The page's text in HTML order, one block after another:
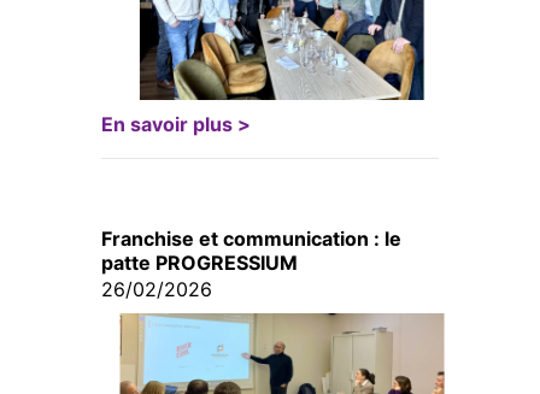
En savoir plus >
Franchise et communication : le
patte PROGRESSIUM
26/02/2026